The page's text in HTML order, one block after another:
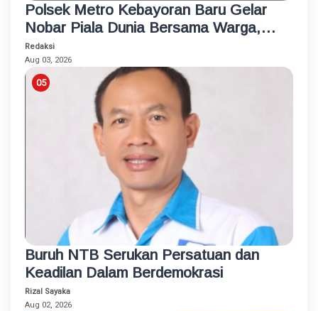
Polsek Metro Kebayoran Baru Gelar
Nobar Piala Dunia Bersama Warga,
Pererat Silaturahmi dan Jaga
Kamtibmas
Redaksi
Aug 03, 2026
Buruh NTB Serukan Persatuan dan
Keadilan Dalam Berdemokrasi
Rizal Sayaka
Aug 02, 2026